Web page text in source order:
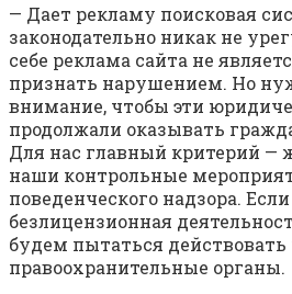
— Дает рекламу поисковая
законодательно никак не
себе реклама сайта не
признать нарушением. Но
внимание, чтобы эти
продолжали оказывать
Для нас главный критерий —
наши контрольные
поведенческого надзора.
безлицензионная
будем пытаться действовать
правоохранительные органы.